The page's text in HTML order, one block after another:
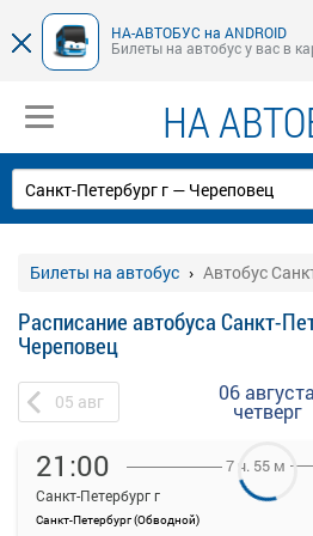
НА-АВТОБУС на ANDROID
Билеты на автобус у вас в
НА
Билеты на автобус Автобус
Расписание автобуса Санкт-
Череповец
05 авг 06 августа
четверг
21:00
Санкт-Петербург г
Санкт-Петербург (Обводной)
7 ч. 55 м